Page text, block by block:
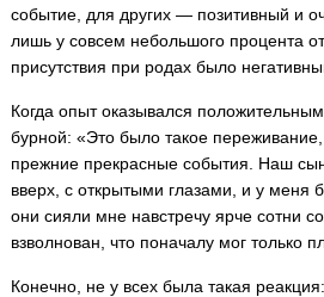
событие, для других — позитивный и
лишь у совсем небольшого процента
присутствия при родах было
Когда опыт оказывался
бурной: «Это было такое
прежние прекрасные события. Наш
вверх, с открытыми глазами, и у меня
они сияли мне навстречу ярче сотни
взволнован, что поначалу мог только
Конечно, не у всех была такая